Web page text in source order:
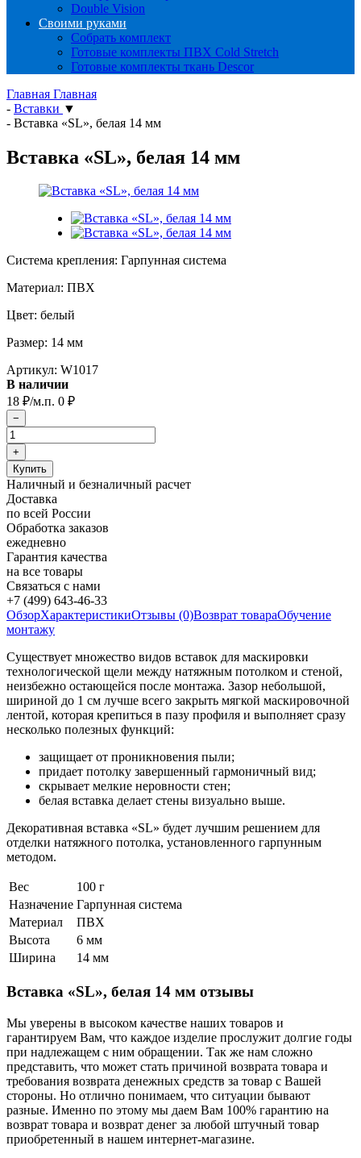
Double Vision
Своими руками
Собрать комплект
Готовые комплекты ПВХ Cold Stretch
Готовые комплекты ткань Descor
Главная Главная
- Вставки ▼
- Вставка «SL», белая 14 мм
Вставка «SL», белая 14 мм
Система крепления: Гарпунная система
Материал: ПВХ
Цвет: белый
Размер: 14 мм
Артикул: W1017
В наличии
18 ₽/м.п. 0 ₽
Наличный и безналичный расчет
Доставка
по всей России
Обработка заказов
ежедневно
Гарантия качества
на все товары
Связаться с нами
+7 (499) 643-46-33
ОбзорХарактеристикиОтзывы (0)Возврат товараОбучение
монтажу
Существует множество видов вставок для маскировки
технологической щели между натяжным потолком и стеной,
неизбежно остающейся после монтажа. Зазор небольшой,
шириной до 1 см лучше всего закрыть мягкой маскировочной
лентой, которая крепиться в пазу профиля и выполняет сразу
несколько полезных функций:
защищает от проникновения пыли;
придает потолку завершенный гармоничный вид;
скрывает мелкие неровности стен;
белая вставка делает стены визуально выше.
Декоративная вставка «SL» будет лучшим решением для
отделки натяжного потолка, установленного гарпунным
методом.
Вес
100 г
Назначение Гарпунная система
Материал
ПВХ
Высота
6 мм
Ширина
14 мм
Вставка «SL», белая 14 мм отзывы
Мы уверены в высоком качестве наших товаров и
гарантируем Вам, что каждое изделие прослужит долгие годы
при надлежащем с ним обращении. Так же нам сложно
представить, что может стать причиной возврата товара и
требования возврата денежных средств за товар с Вашей
стороны. Но отлично понимаем, что ситуации бывают
разные. Именно по этому мы даем Вам 100% гарантию на
возврат товара и возврат денег за любой штучный товар
приобретенный в нашем интернет-магазине.